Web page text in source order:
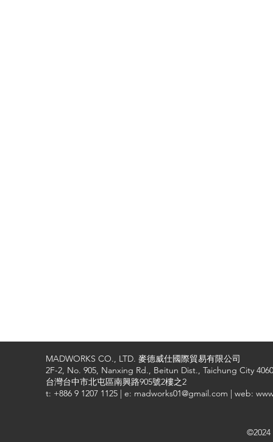
MADWORKS CO., LTD. 麥德威仕國際貿易有限公司
2F-2, No. 905, Nanxing Rd., Beitun Dist., Taichung City
台灣台中市北屯區南興路905號2樓之2
t: +886 9 1207 1125 | e: madworks01@gmail.com | web: